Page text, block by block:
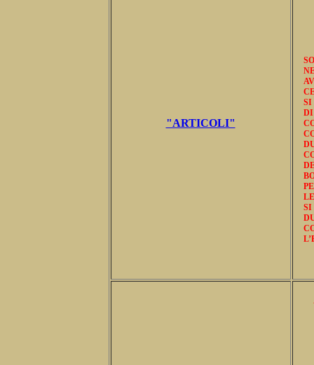
"ARTICOLI"
SI
SI